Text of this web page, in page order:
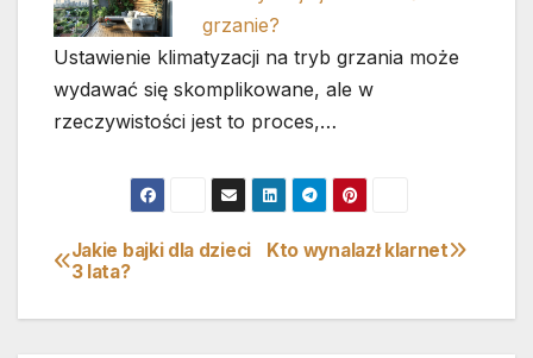
grzanie?
Ustawienie klimatyzacji na tryb grzania może
wydawać się skomplikowane, ale w
rzeczywistości jest to proces,…
Nawigacja
wpisu
Kto wynalazł klarnet
Jakie bajki dla dzieci
3 lata?